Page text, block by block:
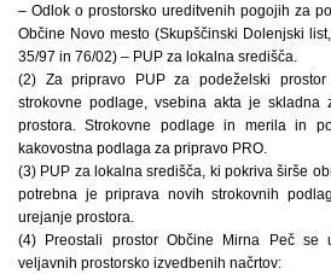
– Odlok o prostorsko ureditvenih pogojih za
Občine Novo mesto (Skupščinski Dolenjski
35/97 in 76/02) – PUP za lokalna središča.
(2) Za pripravo PUP za podeželski
strokovne podlage, vsebina akta je skladna
prostora. Strokovne podlage in merila in
kakovostna podlaga za pripravo PRO.
(3) PUP za lokalna središča, ki pokriva širše
potrebna je priprava novih strokovnih
urejanje prostora.
(4) Preostali prostor Občine Mirna Peč se
veljavnih prostorsko izvedbenih načrtov: